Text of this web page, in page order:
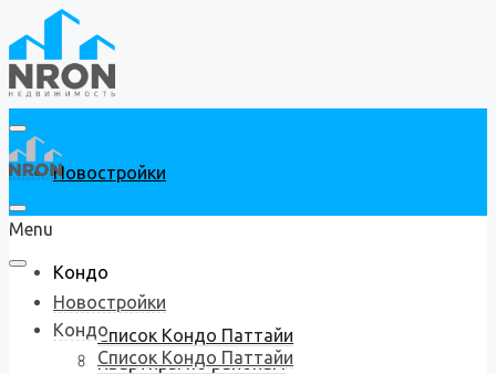
Новостройки
Кондо
Список Кондо Паттайи
Квартиры по районам
Menu
Новостройки
Кондо
Список Кондо Паттайи